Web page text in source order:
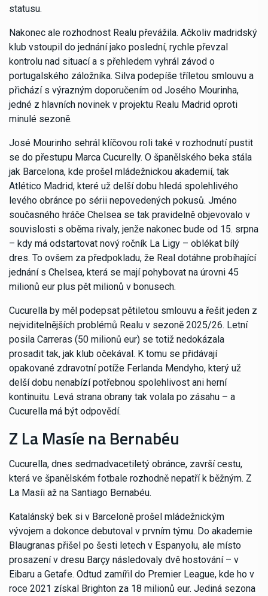
statusu.
Nakonec ale rozhodnost Realu převážila. Ačkoliv madridský
klub vstoupil do jednání jako poslední, rychle převzal
kontrolu nad situací a s přehledem vyhrál závod o
portugalského záložníka. Silva podepíše tříletou smlouvu a
přichází s výrazným doporučením od Josého Mourinha,
jedné z hlavních novinek v projektu Realu Madrid oproti
minulé sezoně.
José Mourinho sehrál klíčovou roli také v rozhodnutí pustit
se do přestupu Marca Cucurelly. O španělského beka stála
jak Barcelona, kde prošel mládežnickou akademií, tak
Atlético Madrid, které už delší dobu hledá spolehlivého
levého obránce po sérii nepovedených pokusů. Jméno
současného hráče Chelsea se tak pravidelně objevovalo v
souvislosti s oběma rivaly, jenže nakonec bude od 15. srpna
– kdy má odstartovat nový ročník La Ligy – oblékat bílý
dres. To ovšem za předpokladu, že Real dotáhne probíhající
jednání s Chelsea, která se mají pohybovat na úrovni 45
milionů eur plus pět milionů v bonusech.
Cucurella by měl podepsat pětiletou smlouvu a řešit jeden z
nejviditelnějších problémů Realu v sezoně 2025/26. Letní
posila Carreras (50 milionů eur) se totiž nedokázala
prosadit tak, jak klub očekával. K tomu se přidávají
opakované zdravotní potíže Ferlanda Mendyho, který už
delší dobu nenabízí potřebnou spolehlivost ani herní
kontinuitu. Levá strana obrany tak volala po zásahu – a
Cucurella má být odpovědí.
Z La Masíe na Bernabéu
Cucurella, dnes sedmadvacetiletý obránce, završí cestu,
která ve španělském fotbale rozhodně nepatří k běžným. Z
La Masíi až na Santiago Bernabéu.
Katalánský bek si v Barceloně prošel mládežnickým
vývojem a dokonce debutoval v prvním týmu. Do akademie
Blaugranas přišel po šesti letech v Espanyolu, ale místo
prosazení v dresu Barçy následovaly dvě hostování – v
Eibaru a Getafe. Odtud zamířil do Premier League, kde ho v
roce 2021 získal Brighton za 18 milionů eur. Jediná sezona